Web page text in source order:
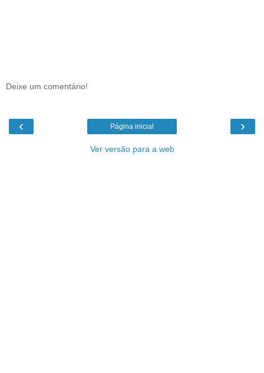
Deixe um comentário!
‹ ›
Página inicial
Ver versão para a web